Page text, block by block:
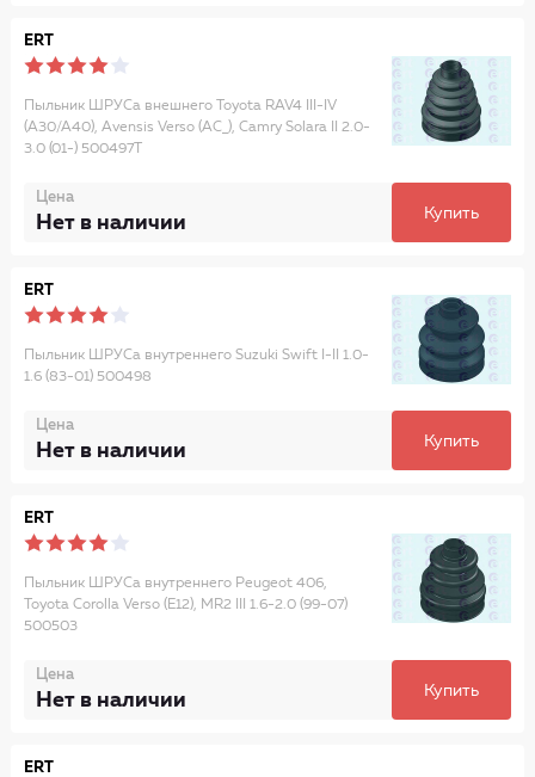
ERT
Пыльник ШРУСа внешнего Toyota RAV4 III-IV
(A30/A40), Avensis Verso (AC_), Camry Solara II 2.0-
3.0 (01-) 500497T
Цена
Нет в наличии Купить
ERT
Пыльник ШРУСа внутреннего Suzuki Swift I-II 1.0-
1.6 (83-01) 500498
Цена
Нет в наличии Купить
ERT
Пыльник ШРУСа внутреннего Peugeot 406,
Toyota Corolla Verso (E12), MR2 III 1.6-2.0 (99-07)
500503
Цена
Нет в наличии Купить
ERT